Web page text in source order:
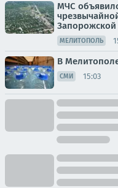
МЧС
Запорожской
МЕЛИТОПОЛЬ
В
СМИ 15:03